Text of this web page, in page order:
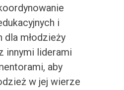
i
młodzieży
innymi liderami
aby
w jej wierze